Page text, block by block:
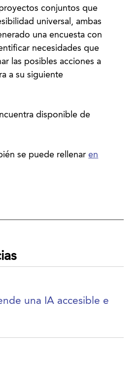
conjuntos que
universal, ambas
una encuesta con
necesidades que
las posibles acciones a
a su siguiente
disponible de
se puede rellenaren
una IA accesible e